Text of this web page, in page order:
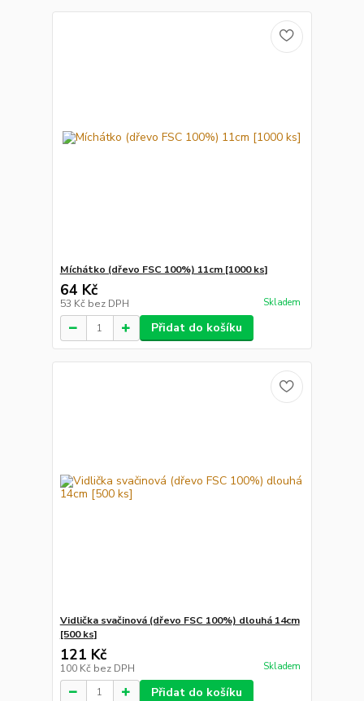
Míchátko (dřevo FSC 100%) 11cm [1000 ks]
64 Kč
53 Kč bez DPH Skladem
Přidat do košíku
Vidlička svačinová (dřevo FSC 100%) dlouhá 14cm
[500 ks]
121 Kč
100 Kč bez DPH Skladem
Přidat do košíku